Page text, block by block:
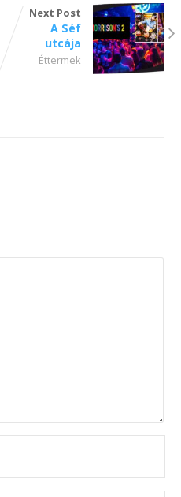
Next Post
A Séf
utcája
Éttermek